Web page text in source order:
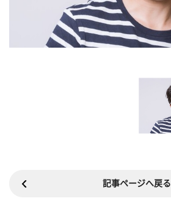
記事ページへ戻る